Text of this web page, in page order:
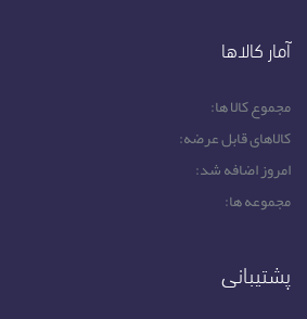
آمار کالاها
مجموع کالا ها:
کالاهای قابل عرضه:
امروز اضافه شد:
مجموعه ها:
پشتیبانی